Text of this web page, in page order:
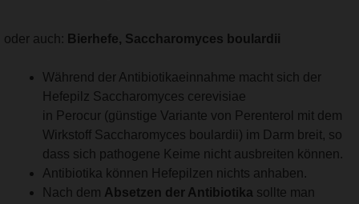
oder auch: Bierhefe, Saccharomyces boulardii
Während der Antibiotikaeinnahme macht sich der
Hefepilz Saccharomyces cerevisiae
in Perocur (günstige Variante von Perenterol mit dem
Wirkstoff Saccharomyces boulardii) im Darm breit, so
dass sich pathogene Keime nicht ausbreiten können.
Antibiotika können Hefepilzen nichts anhaben.
Nach dem Absetzen der Antibiotika sollte man